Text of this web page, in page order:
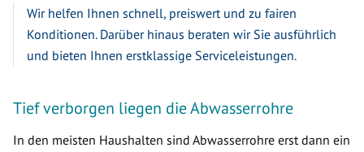
Wir helfen Ihnen schnell, preiswert und zu fairen
Konditionen. Darüber hinaus beraten wir Sie ausführlich
und bieten Ihnen erstklassige Serviceleistungen.
Tief verborgen liegen die Abwasserrohre
In den meisten Haushalten sind Abwasserrohre erst dann ein